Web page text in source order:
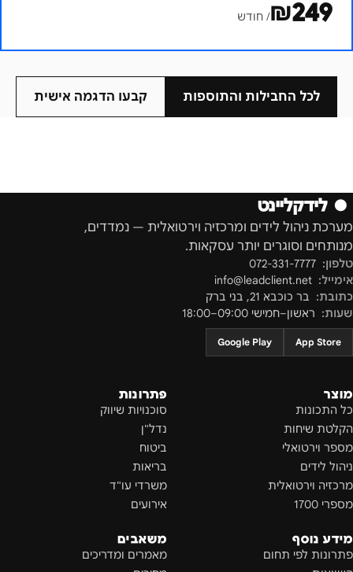
₪249 / חודש
לכל החבילות והתוספות קבעו הדגמה אישית
● לידקליינט
מערכת ניהול לידים ומרכזיה וירטואלית — נמדדים,
מנותחים וסוגרים יותר עסקאות.
טלפון: 072-331-7777
אימייל: info@leadclient.net
כתובת: בר כוכבא 21 , בני ברק
שעות: ראשון–חמישי 09:00–18:00
App Store
Google Play
מוצר
כל התכונות
הקלטת שיחות
מספר וירטואלי
ניהול לידים
מרכזיה וירטואלית
מספרי 1700
פתרונות
סוכנויות שיווק
נדל"ן
ביטוח
בריאות
משרדי עו"ד
אירועים
מידע נוסף
פתרונות לפי תחום
משאבים
מאמרים ומדריכים